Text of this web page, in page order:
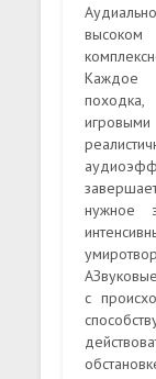
Каждое
нужное
с